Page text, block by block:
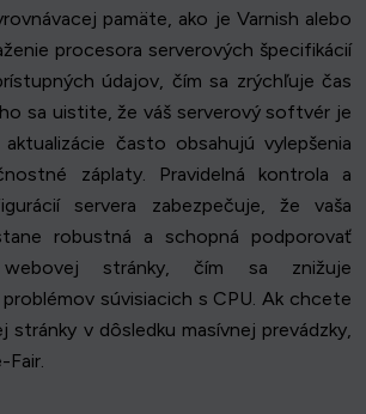
pamäte, ako je Varnish alebo
procesora serverových špecifikácií
údajov, čím sa zrýchľuje čas
sa uistite, že váš serverový softvér je
často obsahujú vylepšenia
záplaty. Pravidelná kontrola a
servera zabezpečuje, že vaša
robustná a schopná podporovať
stránky, čím sa znižuje
súvisiacich s CPU. Ak chcete
stránky v dôsledku masívnej prevádzky,